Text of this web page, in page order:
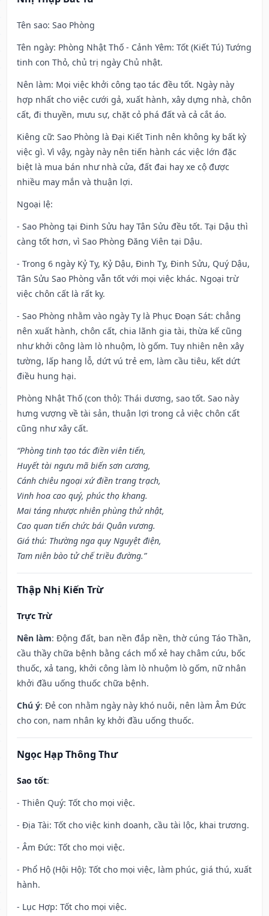
Tên sao: Sao Phòng
Tên ngày: Phòng Nhật Thố - Cảnh Yêm: Tốt (Kiết Tú) Tướng
tinh con Thỏ, chủ trị ngày Chủ nhật.
Nên làm: Mọi việc khởi công tạo tác đều tốt. Ngày này
hợp nhất cho việc cưới gả, xuất hành, xây dựng nhà, chôn
cất, đi thuyền, mưu sự, chặt cỏ phá đất và cả cắt áo.
Kiêng cữ: Sao Phòng là Đại Kiết Tinh nên không kỵ bất kỳ
việc gì. Vì vậy, ngày này nên tiến hành các việc lớn đặc
biệt là mua bán như nhà cửa, đất đai hay xe cộ được
nhiều may mắn và thuận lợi.
Ngoại lệ:
- Sao Phòng tại Đinh Sửu hay Tân Sửu đều tốt. Tại Dậu thì
càng tốt hơn, vì Sao Phòng Đăng Viên tại Dậu.
- Trong 6 ngày Kỷ Tỵ, Kỷ Dậu, Đinh Tỵ, Đinh Sửu, Quý Dậu,
Tân Sửu Sao Phòng vẫn tốt với mọi việc khác. Ngoại trừ
việc chôn cất là rất kỵ.
- Sao Phòng nhằm vào ngày Tỵ là Phục Đoạn Sát: chẳng
nên xuất hành, chôn cất, chia lãnh gia tài, thừa kế cũng
như khởi công làm lò nhuộm, lò gốm. Tuy nhiên nên xây
tường, lấp hang lỗ, dứt vú trẻ em, làm cầu tiêu, kết dứt
điều hung hại.
Phòng Nhật Thố (con thỏ): Thái dương, sao tốt. Sao này
hưng vượng về tài sản, thuận lợi trong cả việc chôn cất
cũng như xây cất.
“Phòng tinh tạo tác điền viên tiến,
Huyết tài ngưu mã biến sơn cương,
Cánh chiêu ngoại xứ điền trang trạch,
Vinh hoa cao quý, phúc thọ khang.
Mai táng nhược nhiên phùng thử nhật,
Cao quan tiến chức bái Quân vương.
Giá thú: Thường nga quy Nguyệt điện,
Tam niên bào tử chế triều đường.”
Thập Nhị Kiến Trừ
Trực Trừ
Nên làm: Động đất, ban nền đắp nền, thờ cúng Táo Thần,
cầu thầy chữa bệnh bằng cách mổ xẻ hay châm cứu, bốc
thuốc, xả tang, khởi công làm lò nhuộm lò gốm, nữ nhân
khởi đầu uống thuốc chữa bệnh.
Chú ý: Đẻ con nhằm ngày này khó nuôi, nên làm Âm Đức
cho con, nam nhân kỵ khởi đầu uống thuốc.
Ngọc Hạp Thông Thư
Sao tốt:
- Thiên Quý: Tốt cho mọi việc.
- Địa Tài: Tốt cho việc kinh doanh, cầu tài lộc, khai trương.
- Âm Đức: Tốt cho mọi việc.
- Phổ Hộ (Hội Hộ): Tốt cho mọi việc, làm phúc, giá thú, xuất
hành.
- Lục Hợp: Tốt cho mọi việc.